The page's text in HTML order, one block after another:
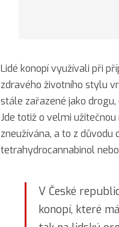
Lidé konopí využívali při
zdravého životního stylu
stále zařazené jako
Jde totiž o velmi
zneužívána, a to z
tetrahydrocannabinol
V České
konopí, které